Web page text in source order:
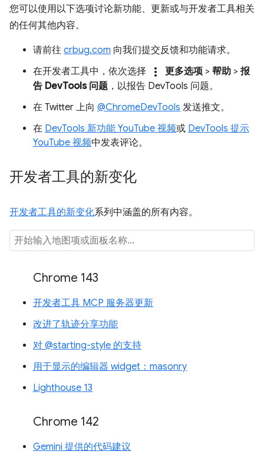
您可以使用以下选项讨论新功能、更新或与开发者工具相关
的任何其他内容。
请前往 crbug.com 向我们提交反馈和功能请求。
在开发者工具中，依次选择
more_vert 更多选项 > 帮助 > 报
告 DevTools 问题 ，以报告 DevTools 问题。
在 Twitter 上向 @ChromeDevTools 发送推文。
在 DevTools 新功能 YouTube 视频或 DevTools 提示
YouTube 视频中发表评论。
开发者工具的新变化
开发者工具的新变化系列中涵盖的所有内容。
Chrome 143
开发者工具 MCP 服务器更新
改进了轨迹分享功能
对 @starting-style 的支持
用于显示的编辑器 widget：masonry
Lighthouse 13
Chrome 142
Gemini 提供的代码建议